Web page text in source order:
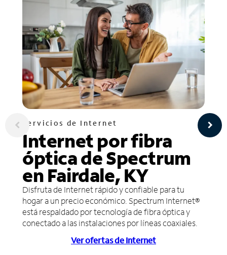
Servicios de Internet
Internet por fibra
óptica de Spectrum
en Fairdale, KY
Disfruta de Internet rápido y confiable para tu
hogar a un precio económico. Spectrum Internet®
está respaldado por tecnología de fibra óptica y
conectado a las instalaciones por líneas coaxiales.
Ver ofertas de Internet